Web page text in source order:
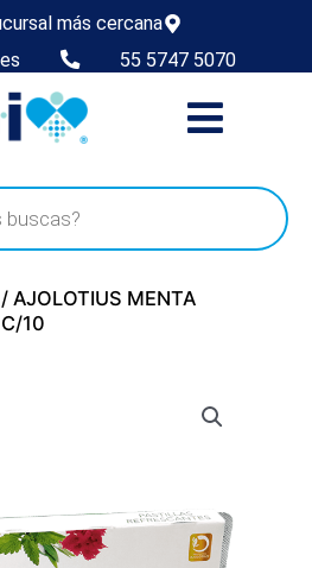
más cercana
55 5747 5070
/ AJOLOTIUS MENTA
10